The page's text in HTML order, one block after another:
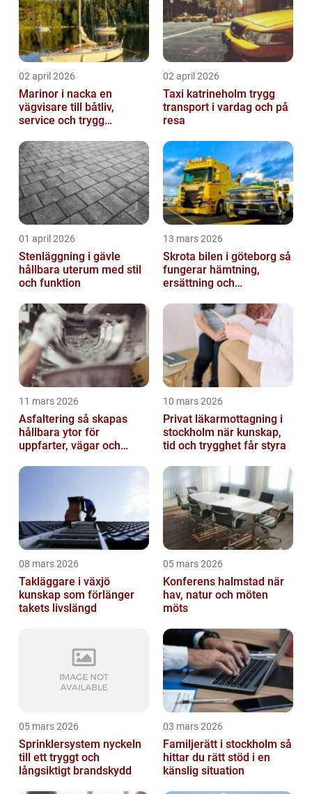
02 april 2026
Marinor i nacka en
vägvisare till båtliv,
service och trygg
02 april 2026
Taxi katrineholm trygg
transport i vardag och på
resa
01 april 2026
Stenläggning i gävle
hållbara uterum med stil
och funktion
13 mars 2026
Skrota bilen i göteborg så
fungerar hämtning,
ersättning och
11 mars 2026
Asfaltering så skapas
hållbara ytor för
uppfarter, vägar och
10 mars 2026
Privat läkarmottagning i
stockholm när kunskap,
tid och trygghet får styra
08 mars 2026
Takläggare i växjö
kunskap som förlänger
takets livslängd
05 mars 2026
Konferens halmstad när
hav, natur och möten
möts
05 mars 2026
Sprinklersystem nyckeln
till ett tryggt och
långsiktigt brandskydd
03 mars 2026
Familjerätt i stockholm så
hittar du rätt stöd i en
känslig situation